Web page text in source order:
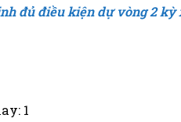
đủ điều kiện dự vòng 2
1